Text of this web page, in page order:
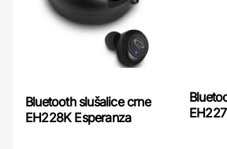
Bluetooth slušalice crne
EH228K Esperanza